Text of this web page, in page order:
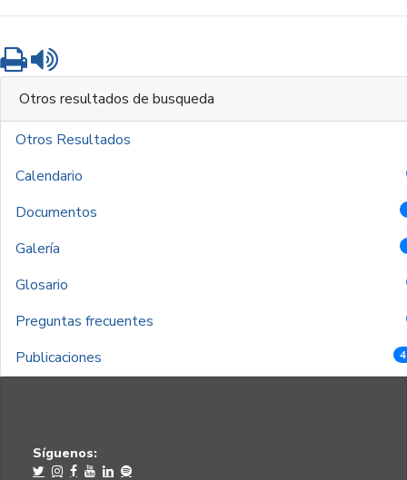
Imprimir
Otros resultados de busqueda
Otros Resultados
Calendario
Documentos
Galería
Glosario
Preguntas frecuentes
Publicaciones
Síguenos: